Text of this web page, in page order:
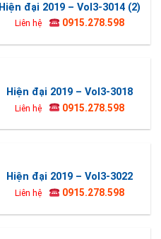
Hiện đại 2019 – Vol3-3014 (2)
Liên hệ 0915.278.598
Hiện đại 2019 – Vol3-3018
Liên hệ 0915.278.598
Hiện đại 2019 – Vol3-3022
Liên hệ 0915.278.598